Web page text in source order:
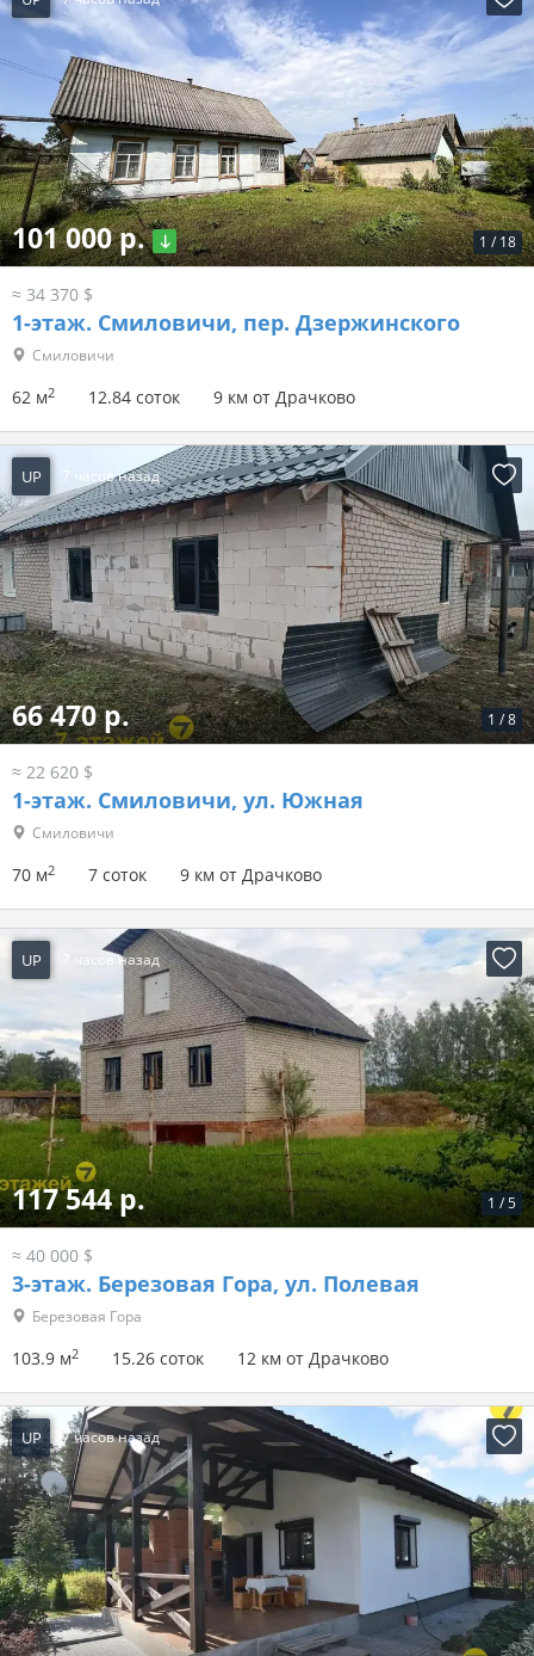
1 / 18
101 000 р.
≈ 34 370 $
1-этаж. Смиловичи, пер. Дзержинского
Смиловичи
62 м2 12.84 соток 9 км от Драчково
UP 7 часов назад
1 /8
66 470 р.
≈ 22 620 $
1-этаж. Смиловичи, ул. Южная
Смиловичи
70 м2 7 соток 9 км от Драчково
UP 7 часов назад
1 /5
117 544 р.
≈ 40 000 $
3-этаж. Березовая Гора, ул. Полевая
Березовая Гора
103.9 м2 15.26 соток 12 км от Драчково
UP 7 часов назад